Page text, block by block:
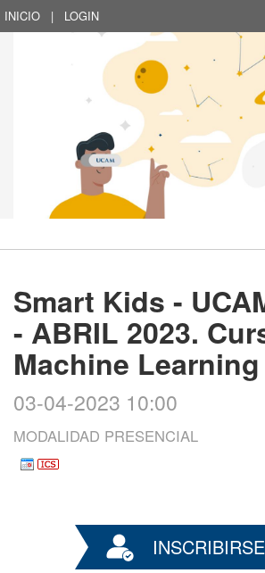
INICIO | LOGIN
Smart Kids -
- ABRIL 2023.
Machine Learning
03-04-2023 10:00
MODALIDAD PRESENCIAL
INSCRIBIRSE